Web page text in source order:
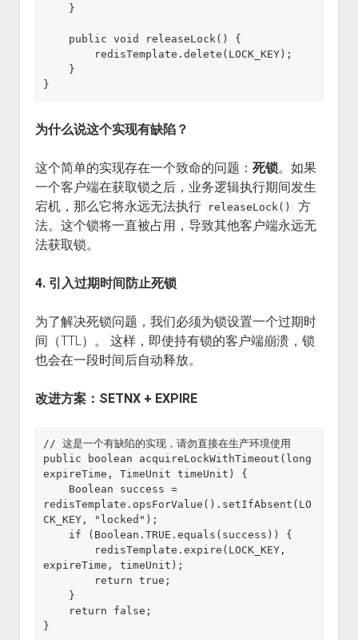
为什么说这个实现有缺陷？
这个简单的实现存在一个致命的问题： 死锁。如果
一个客户端在获取锁之后，业务逻辑执行期间发生
宕机，那么它将永远无法执行
releaseLock()
方
法。这个锁将一直被占用，导致其他客户端永远无
法获取锁。
4. 引入过期时间防止死锁
为了解决死锁问题，我们必须为锁设置一个过期时
间（TTL）。 这样，即使持有锁的客户端崩溃，锁
也会在一段时间后自动释放。
改进方案：SETNX + EXPIRE
// 这是一个有缺陷的实现，请勿直接在生产环境使用
public boolean acquireLockWithTimeout(long
expireTime, TimeUnit timeUnit) {
redisTemplate.opsForValue().setIfAbsent(LO
CK_KEY, "locked");
expireTime, timeUnit);